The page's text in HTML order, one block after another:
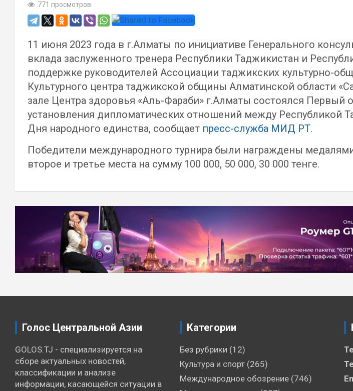
771 просмотров
11 июня 2023 года в г.Алматы по инициативе Генерального
вклада заслуженного тренера Республики Таджикистан и
поддержке руководителей Ассоциации таджикских культурно-
Культурного центра таджикской общины Алматинской области
зале Центра здоровья «Аль-Фараби» г.Алматы состоялся Первый
установления дипломатических отношений между Республикой
Дня народного единства, сообщает пресс-служба МИД РТ.
Победители международного турнира были награждены
второе и третье места на сумму 100 000, 50 000, 30 000 тенге.
Навигация
записям
Голос Центральной Азии
GOLOS.TJ - специализируется на
сборе актуальных новостей,
классификации и анализе
информации, касающейся ситуации в
Категории
Без рубрики (12)
Культура и спорт(265)
Международное обозрение(746)